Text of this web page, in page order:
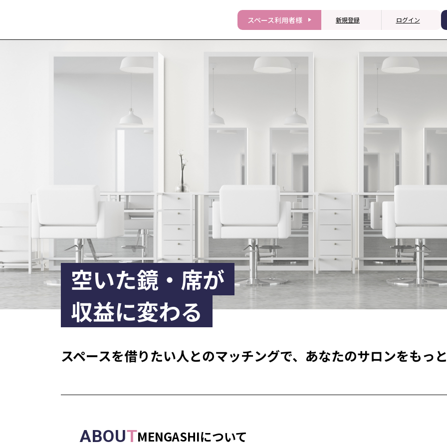
スペース利用者様 新規登録 ログイン
空いた鏡・席が
収益に変わる
スペースを借りたい人とのマッチングで、 あなたのサロンをもっ
ABOUTMENGASHIについて